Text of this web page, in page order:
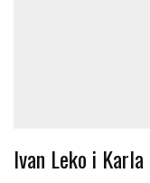
Ivan Leko i